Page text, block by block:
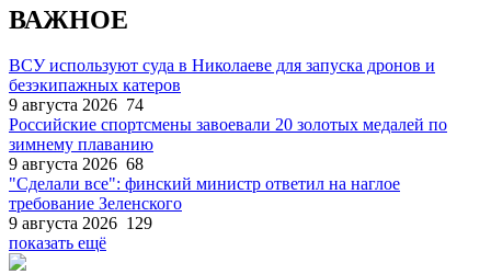
ВАЖНОЕ
ВСУ используют суда в Николаеве для запуска дронов и
безэкипажных катеров
9 августа 2026 74
Российские спортсмены завоевали 20 золотых медалей по
зимнему плаванию
9 августа 2026 68
"Сделали все": финский министр ответил на наглое
требование Зеленского
9 августа 2026 129
показать ещё